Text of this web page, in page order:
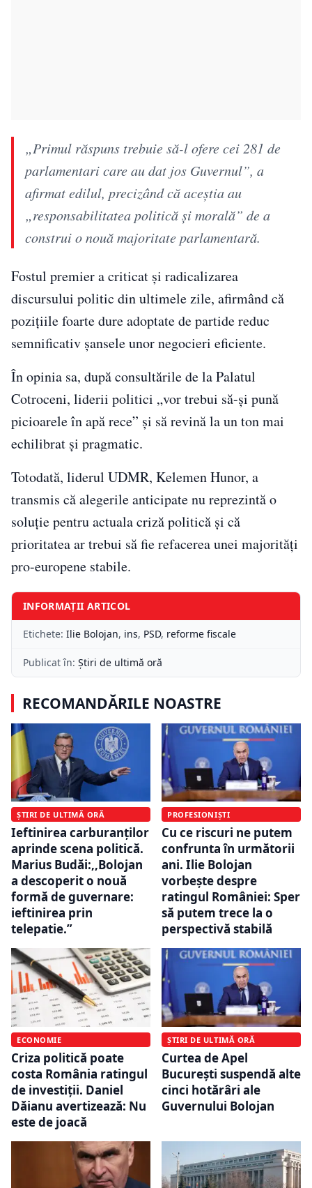
„Primul răspuns trebuie să-l ofere cei 281 de
parlamentari care au dat jos Guvernul”, a
afirmat edilul, precizând că aceștia au
„responsabilitatea politică și morală” de a
construi o nouă majoritate parlamentară.
Fostul premier a criticat și radicalizarea
discursului politic din ultimele zile, afirmând că
pozițiile foarte dure adoptate de partide reduc
semnificativ șansele unor negocieri eficiente.
În opinia sa, după consultările de la Palatul
Cotroceni, liderii politici „vor trebui să-şi pună
picioarele în apă rece” și să revină la un ton mai
echilibrat și pragmatic.
Totodată, liderul UDMR, Kelemen Hunor, a
transmis că alegerile anticipate nu reprezintă o
soluție pentru actuala criză politică și că
prioritatea ar trebui să fie refacerea unei majorități
pro-europene stabile.
INFORMAȚII ARTICOL
Etichete: Ilie Bolojan, ins, PSD, reforme fiscale
Publicat în: Știri de ultimă oră
RECOMANDĂRILE NOASTRE
ȘTIRI DE ULTIMĂ ORĂ
Ieftinirea carburanților
aprinde scena politică.
Marius Budăi:,,Bolojan
a descoperit o nouă
formă de guvernare:
ieftinirea prin
telepatie.”
PROFESIONIȘTI
Cu ce riscuri ne putem
confrunta în următorii
ani. Ilie Bolojan
vorbește despre
ratingul României: Sper
să putem trece la o
perspectivă stabilă
ECONOMIE
Criza politică poate
costa România ratingul
de investiții. Daniel
Dăianu avertizează: Nu
este de joacă
ȘTIRI DE ULTIMĂ ORĂ
Curtea de Apel
București suspendă alte
cinci hotărâri ale
Guvernului Bolojan